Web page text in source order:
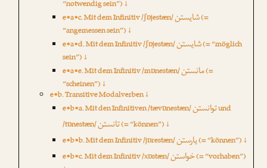
“notwendig sein”) ↓
e•a•c. Mit dem Infinitiv /ʃɒjestæn/شایستن(=
“angemessen sein”) ↓
e•a•d. Mit dem Infinitiv /ʃɒjestæn/شایستن(= “möglich
sein”) ↓
e•a•e. Mit dem Infinitiv /mɒnestæn/مانستن(=
“scheinen”) ↓
e•b. Transitive Modalverben ↓
e•b•a. Mit den Infinitiven /tævɒnestæn/توانستنund
/tɒnestæn/تانستن(= “können”) ↓
e•b•b. Mit dem Infinitiv /jɒrestæn/یارستن(= “können”) ↓
e•b•c. Mit dem Infinitiv /xɒstæn/خواستن(= “vorhaben”)